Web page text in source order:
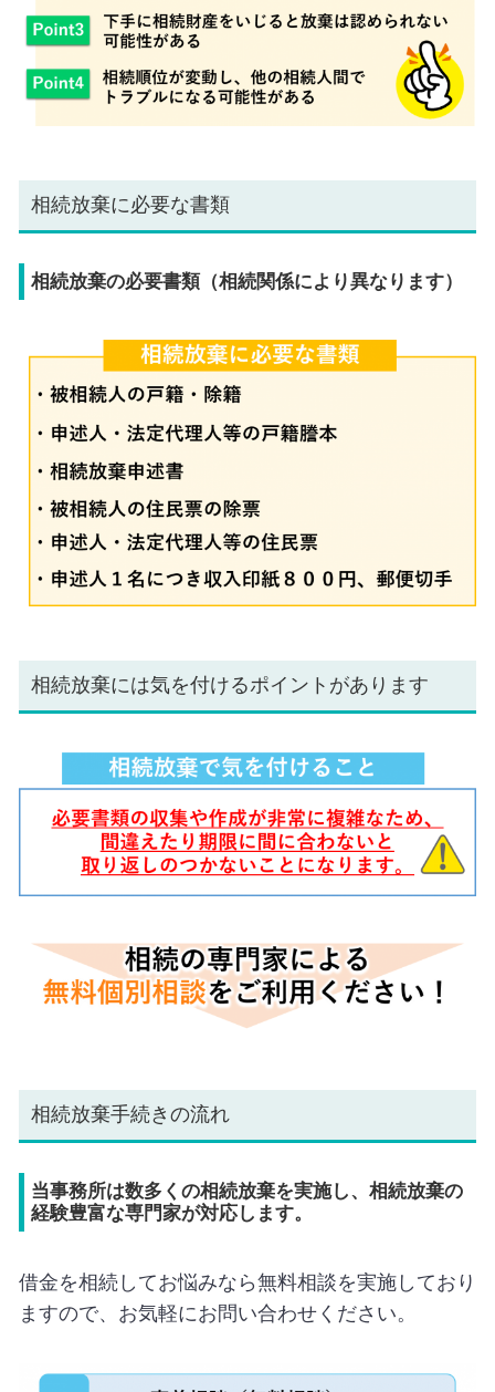
相続放棄に必要な書類
相続放棄の必要書類（相続関係により異なります）
相続放棄には気を付けるポイントがあります
相続放棄手続きの流れ
当事務所は数多くの相続放棄を実施し、相続放棄の
経験豊富な専門家が対応します。
借金を相続してお悩みなら無料相談を実施しており
ますので、お気軽にお問い合わせください。